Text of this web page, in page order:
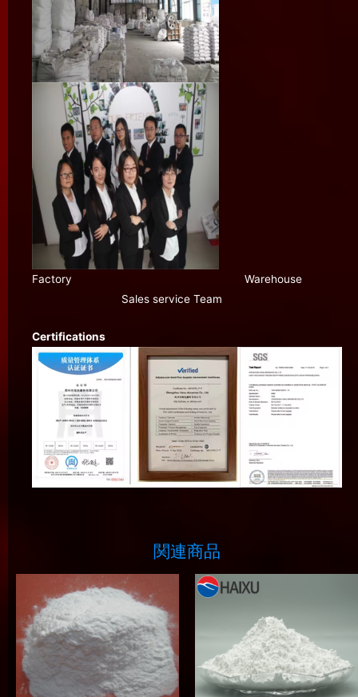
Factory Warehouse
Sales service Team
Certifications
関連商品